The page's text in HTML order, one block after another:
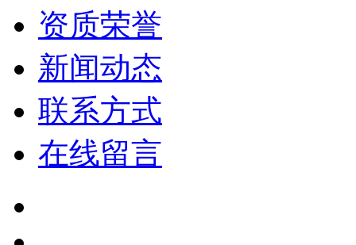
资质荣誉
新闻动态
联系方式
在线留言